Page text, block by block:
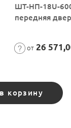
ШТ-НП-18U-
передняя
от 26
корзину